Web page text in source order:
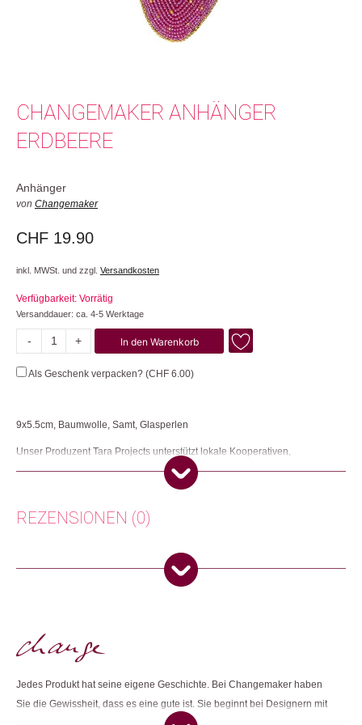
CHANGEMAKER ANHÄNGER
ERDBEERE
Anhänger
von Changemaker
CHF 19.90
inkl. MWSt. und zzgl. Versandkosten
Verfügbarkeit: Vorrätig
Versanddauer: ca. 4-5 Werktage
-
Erdbeere
+ In den Warenkorb
Als Geschenk verpacken? (CHF 6.00)
9x5.5cm, Baumwolle, Samt, Glasperlen
Unser Produzent Tara Projects unterstützt lokale Kooperativen,
Genossenschaften und Familienunternehmen, damit diese ihre Produkte
unter menschenwürdigen Bedingungen produzieren und zu fairen Preisen
gezielt gegen Kinderarbeit ein.
,Wohnen
entsprechen:
REZENSIONEN (0)
Es gibt noch keine Rezensionen.
Jedes Produkt hat seine eigene Geschichte. Bei Changemaker haben
Sie die Gewissheit, dass es eine gute ist. Sie beginnt bei Designern mit